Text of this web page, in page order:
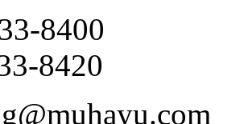
8400
8420